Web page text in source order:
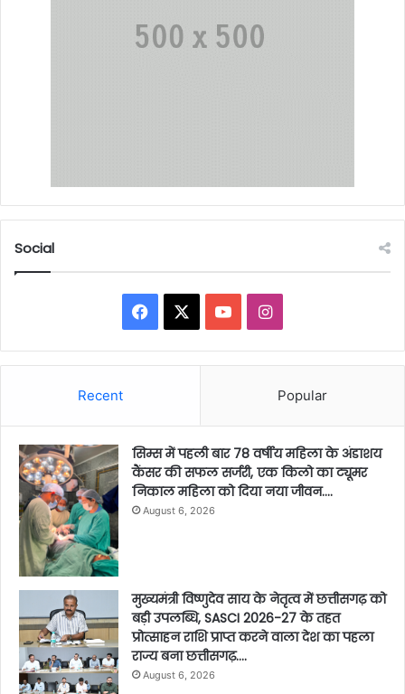
Social
Facebook YouTubeInstagram
Recent Popular
सिम्स में पहली बार 78 वर्षीय महिला के अंडाशय
कैंसर की सफल सर्जरी, एक किलो का ट्यूमर
निकाल महिला को दिया नया जीवन….
August 6, 2026
मुख्यमंत्री विष्णुदेव साय के नेतृत्व में छत्तीसगढ़ को
बड़ी उपलब्धि, SASCI 2026-27 के तहत
प्रोत्साहन राशि प्राप्त करने वाला देश का पहला
राज्य बना छत्तीसगढ़….
August 6, 2026